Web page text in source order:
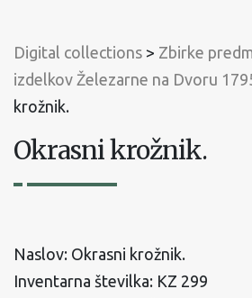
Digital collections > Zbirke
izdelkov Železarne na Dvoru
krožnik.
Okrasni krožnik.
Naslov: Okrasni krožnik.
Inventarna številka: KZ 299